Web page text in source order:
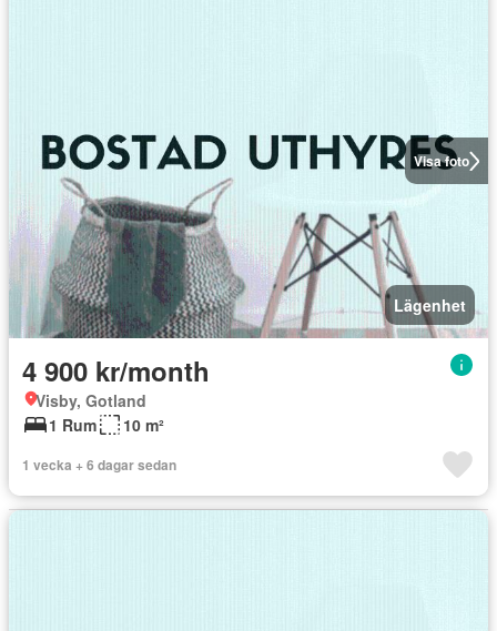
Visa foto
Lägenhet
4 900 kr/month
Visby, Gotland
1 Rum
10 m²
1 vecka + 6 dagar sedan